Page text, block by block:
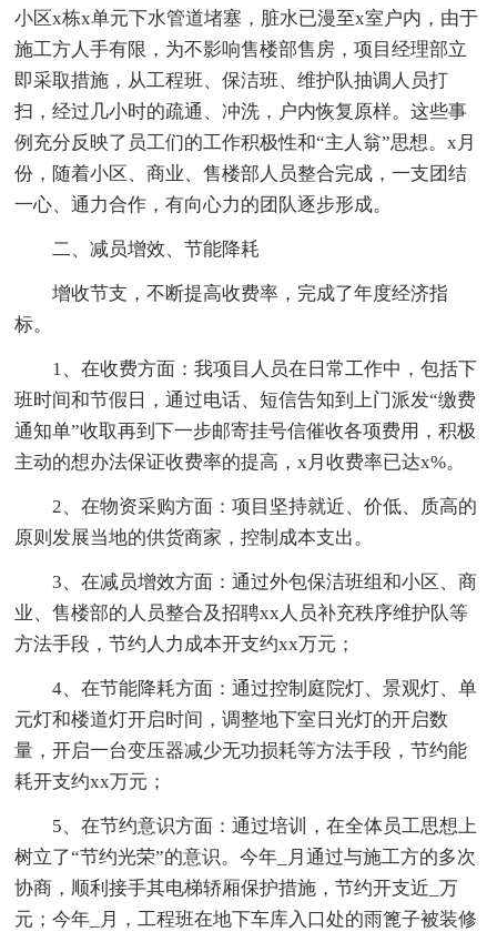
小区x栋x单元下水管道堵塞，脏水已漫至x室户内，由于
施工方人手有限，为不影响售楼部售房，项目经理部立
即采取措施，从工程班、保洁班、维护队抽调人员打
扫，经过几小时的疏通、冲洗，户内恢复原样。这些事
例充分反映了员工们的工作积极性和“主人翁”思想。x月
份，随着小区、商业、售楼部人员整合完成，一支团结
一心、通力合作，有向心力的团队逐步形成。
二、减员增效、节能降耗
增收节支，不断提高收费率，完成了年度经济指
标。
1、在收费方面：我项目人员在日常工作中，包括下
班时间和节假日，通过电话、短信告知到上门派发“缴费
通知单”收取再到下一步邮寄挂号信催收各项费用，积极
主动的想办法保证收费率的提高，x月收费率已达x%。
2、在物资采购方面：项目坚持就近、价低、质高的
原则发展当地的供货商家，控制成本支出。
3、在减员增效方面：通过外包保洁班组和小区、商
业、售楼部的人员整合及招聘xx人员补充秩序维护队等
方法手段，节约人力成本开支约xx万元；
4、在节能降耗方面：通过控制庭院灯、景观灯、单
元灯和楼道灯开启时间，调整地下室日光灯的开启数
量，开启一台变压器减少无功损耗等方法手段，节约能
耗开支约xx万元；
5、在节约意识方面：通过培训，在全体员工思想上
树立了“节约光荣”的意识。今年_月通过与施工方的多次
协商，顺利接手其电梯轿厢保护措施，节约开支近_万
元；今年_月，工程班在地下车库入口处的雨篦子被装修